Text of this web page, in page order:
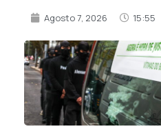
Agosto 7, 2026 15:55